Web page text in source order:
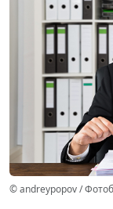
© andreypopov /